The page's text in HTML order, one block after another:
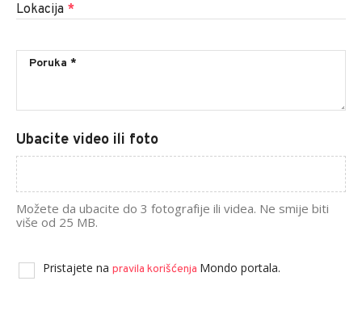
Lokacija *
Ubacite video ili foto
Možete da ubacite do 3 fotografije ili videa. Ne smije biti
više od 25 MB.
Pristajete na pravila korišćenja Mondo portala.